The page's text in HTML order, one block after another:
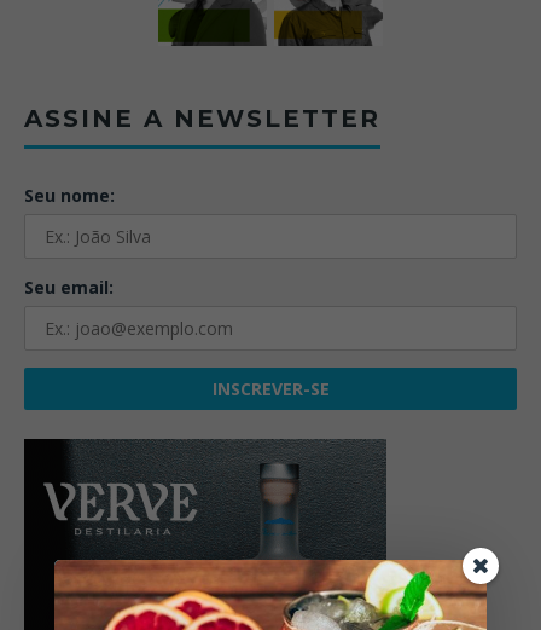
ASSINE A NEWSLETTER
Seu nome:
Seu email: